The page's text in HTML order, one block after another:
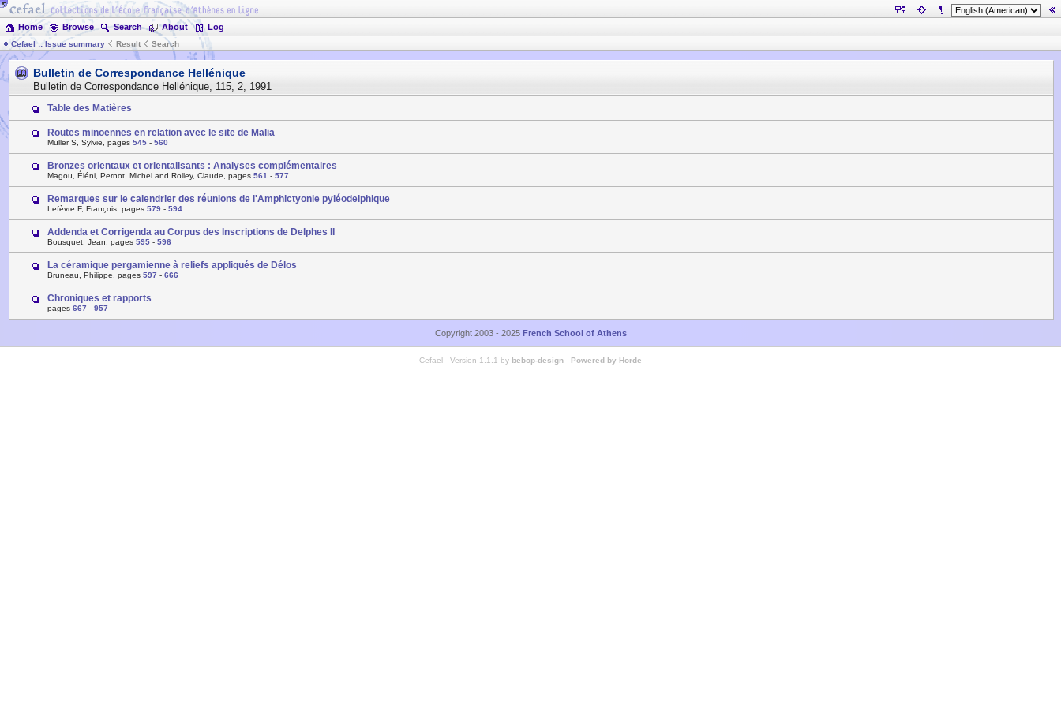
Home Browse Search About Log
Cefael :: Issue summary Result Search
Bulletin de Correspondance Hellénique
Bulletin de Correspondance Hellénique, 115, 2, 1991
Table des Matières
Routes minoennes en relation avec le site de Malia
Müller S, Sylvie, pages 545 - 560
Bronzes orientaux et orientalisants : Analyses complémentaires
Magou, Éléni, Pernot, Michel and Rolley, Claude, pages 561 - 577
Remarques sur le calendrier des réunions de l'Amphictyonie pyléodelphique
Lefèvre F, François, pages 579 - 594
Addenda et Corrigenda au Corpus des Inscriptions de Delphes II
Bousquet, Jean, pages 595 - 596
La céramique pergamienne à reliefs appliqués de Délos
Bruneau, Philippe, pages 597 - 666
Chroniques et rapports
pages 667 - 957
Copyright 2003 - 2025 French School of Athens
Cefael - Version 1.1.1 by bebop-design - Powered by Horde